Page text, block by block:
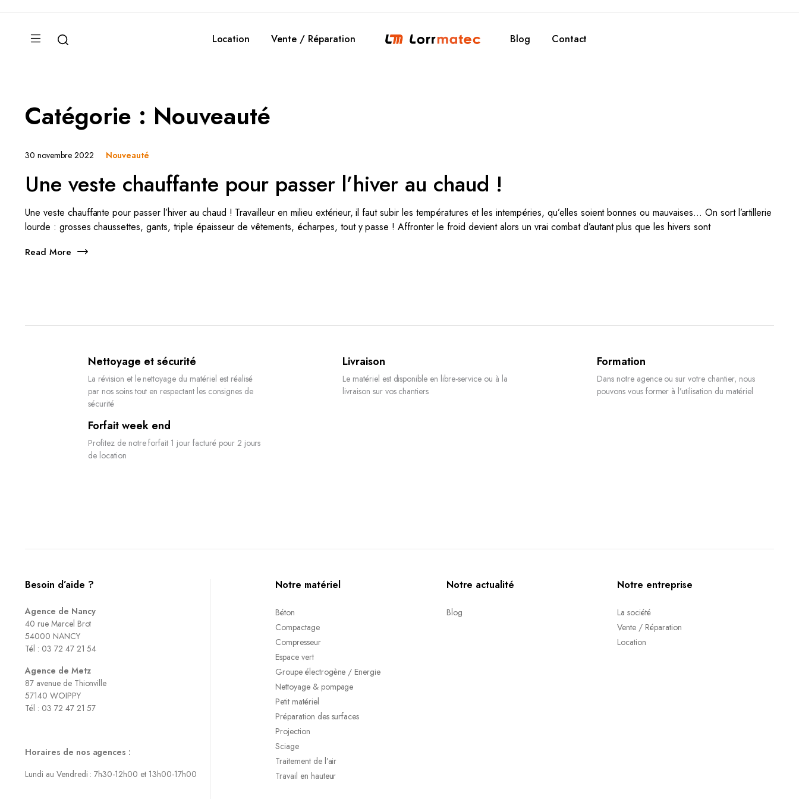
Location Vente / Réparation Blog Contact
Catégorie : Nouveauté
30 novembre 2022 Nouveauté
Une veste chauffante pour passer l’hiver au chaud !
Une veste chauffante pour passer l’hiver au chaud ! Travailleur en milieu extérieur, il faut subir les températures et les intempéries, qu’elles soient bonnes ou mauvaises… On sort l’artillerie
lourde : grosses chaussettes, gants, triple épaisseur de vêtements, écharpes, tout y passe ! Affronter le froid devient alors un vrai combat d’autant plus que les hivers sont
Read More
Nettoyage et sécurité
La révision et le nettoyage du matériel est réalisé
par nos soins tout en respectant les consignes de
sécurité
Livraison
Le matériel est disponible en libre-service ou à la
livraison sur vos chantiers
Formation
Dans notre agence ou sur votre chantier, nous
pouvons vous former à l’utilisation du matériel
Forfait week end
Profitez de notre forfait 1 jour facturé pour 2 jours
de location
Besoin d’aide ?
Agence de Nancy
40 rue Marcel Brot
54000 NANCY
Tél : 03 72 47 21 54
Agence de Metz
87 avenue de Thionville
57140 WOIPPY
Tél : 03 72 47 21 57
Horaires de nos agences :
Lundi au Vendredi : 7h30-12h00 et 13h00-17h00
Notre matériel
Béton
Compactage
Compresseur
Espace vert
Groupe électrogène / Energie
Nettoyage & pompage
Petit matériel
Préparation des surfaces
Projection
Sciage
Traitement de l’air
Travail en hauteur
Notre actualité
Blog
Notre entreprise
La société
Vente / Réparation
Location